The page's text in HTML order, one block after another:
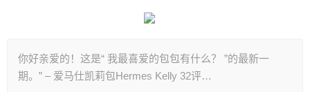
你好亲爱的！这是“ 我最喜爱的包包有什么？ ”的最新一
期。” – 爱马仕凯莉包Hermes Kelly 32评…